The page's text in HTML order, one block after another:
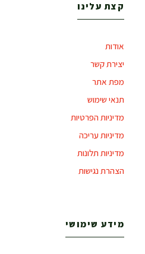
קצת עלינו
אודות
יצירת קשר
מפת אתר
תנאי שימוש
מדיניות הפרטיות
מדיניות עריכה
מדיניות תלונות
הצהרת נגישות
מידע שימושי